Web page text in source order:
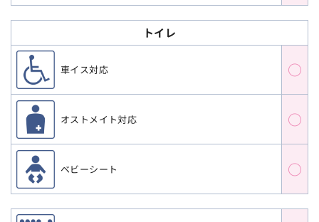
トイレ
車イス対応 ○
オストメイト対応 ○
ベビーシート ○